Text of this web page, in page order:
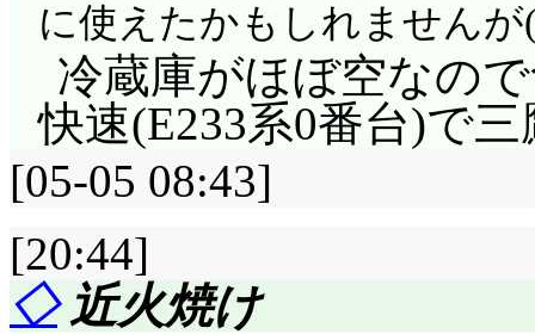
に使えたかもしれません
冷蔵庫がほぼ空なの
快速(E233系0番台)で
[05-05 08:43]
[20:44]
◇近火焼け